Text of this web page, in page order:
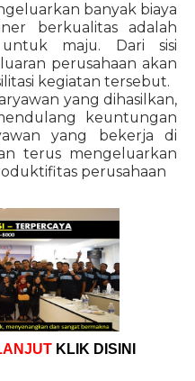
banyak biaya
berkualitas adalah
maju. Dari sisi
perusahaan akan
kegiatan tersebut.
yang dihasilkan,
keuntungan
yang bekerja di
terus mengeluarkan
perusahaan
KLIK DISINI